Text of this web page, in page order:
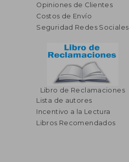
Opiniones de Clientes
Costos de Envío
Seguridad Redes Sociales
Libro de Reclamaciones
Lista de autores
Incentivo a la Lectura
Libros Recomendados